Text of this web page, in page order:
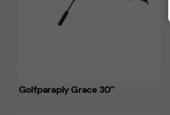
Golfparaply Grace 30"